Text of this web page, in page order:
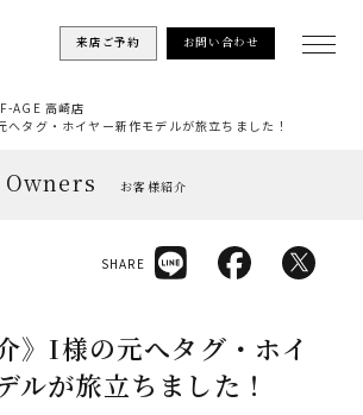
来店ご予約 お問い合わせ
AGE 高崎店
へタグ・ホイヤー新作モデルが旅立ちました！
Owners お客様紹介
》I様の元へタグ・ホイ
ルが旅立ちました！
SHARE